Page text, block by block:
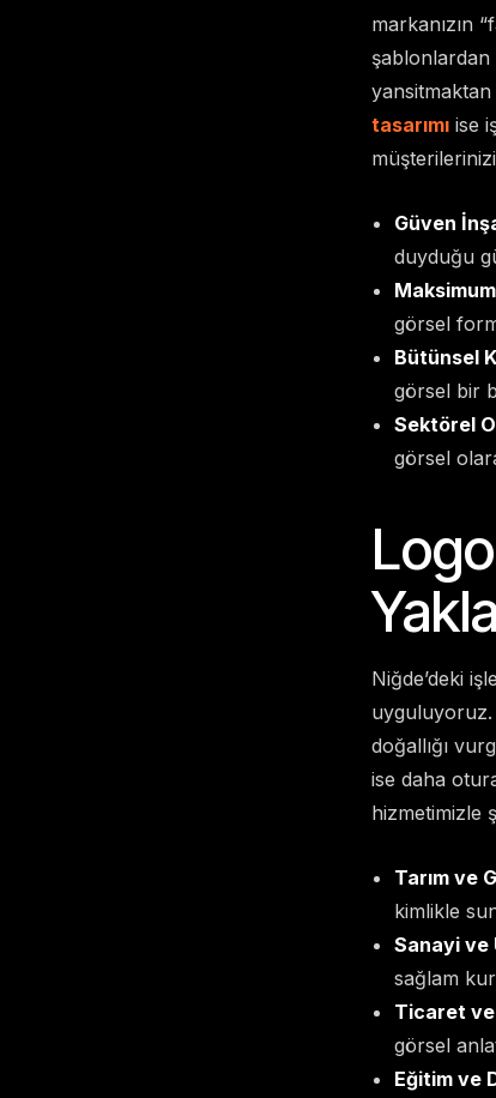
markanızın
şablonlardan
tasarımıise
Güven
duyduğu
Maksimum
görsel
Bütünsel
görsel bir
Sektörel
görsel
Niğde’deki
uyguluyoruz.
doğallığı
ise daha
hizmetimizle
Tarım ve
kimlikle
Sanayi ve
sağlam
Ticaret
görsel
Eğitim ve